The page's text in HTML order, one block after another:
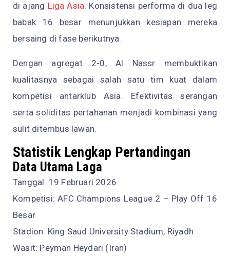
di ajang Liga Asia. Konsistensi performa di dua leg
babak 16 besar menunjukkan kesiapan mereka
bersaing di fase berikutnya.
Dengan agregat 2-0, Al Nassr membuktikan
kualitasnya sebagai salah satu tim kuat dalam
kompetisi antarklub Asia. Efektivitas serangan
serta soliditas pertahanan menjadi kombinasi yang
sulit ditembus lawan.
Statistik Lengkap Pertandingan
Data Utama Laga
Tanggal: 19 Februari 2026
Kompetisi: AFC Champions League 2 – Play Off 16
Besar
Stadion: King Saud University Stadium, Riyadh
Wasit: Peyman Heydari (Iran)